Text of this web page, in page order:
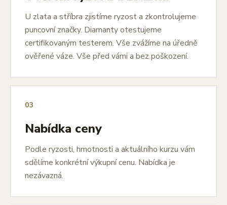
U zlata a stříbra zjistíme ryzost a zkontrolujeme
puncovní značky. Diamanty otestujeme
certifikovaným testerem. Vše zvážíme na úředně
ověřené váze. Vše před vámi a bez poškození.
03
Nabídka ceny
Podle ryzosti, hmotnosti a aktuálního kurzu vám
sdělíme konkrétní výkupní cenu. Nabídka je
nezávazná.